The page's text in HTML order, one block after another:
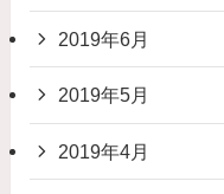
2019年6月
2019年5月
2019年4月